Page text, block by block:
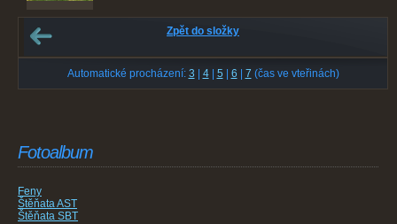
Zpět do složky
Automatické procházení: 3 4| 5 6 7 (čas ve vteřinách)
Fotoalbum
Feny
Štěňata AST
Štěňata SBT